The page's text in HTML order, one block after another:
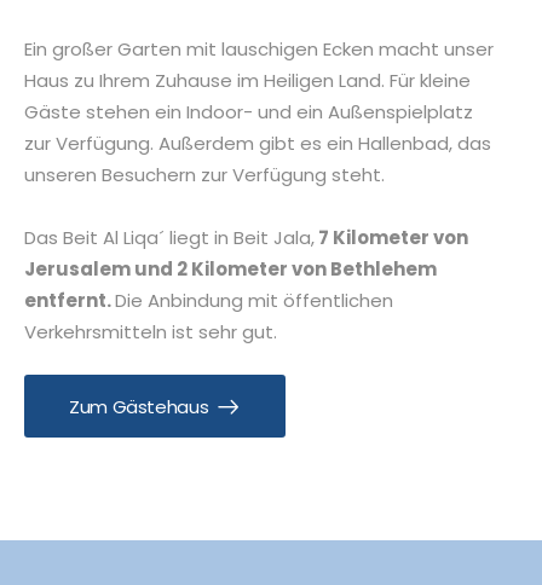
Ein großer Garten mit lauschigen Ecken macht unser
Haus zu Ihrem Zuhause im Heiligen Land. Für kleine
Gäste stehen ein Indoor- und ein Außenspielplatz
zur Verfügung. Außerdem gibt es ein Hallenbad, das
unseren Besuchern zur Verfügung steht.
Das Beit Al Liqa´ liegt in Beit Jala,7 Kilometer von
Jerusalem und 2 Kilometer von Bethlehem
entfernt.Die Anbindung mit öffentlichen
Verkehrsmitteln ist sehr gut.
Zum Gästehaus